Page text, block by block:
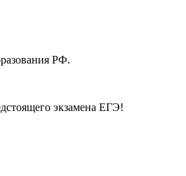
РФ.
экзамена ЕГЭ!